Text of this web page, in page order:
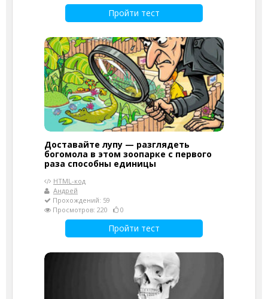
Пройти тест
Доставайте лупу — разглядеть
богомола в этом зоопарке с первого
раза способны единицы
HTML-код
Андрей
Прохождений: 59
Просмотров: 220
0
Пройти тест